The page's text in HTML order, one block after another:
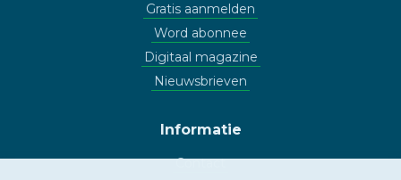
Gratis aanmelden
Word abonnee
Digitaal magazine
Nieuwsbrieven
Informatie
Contact